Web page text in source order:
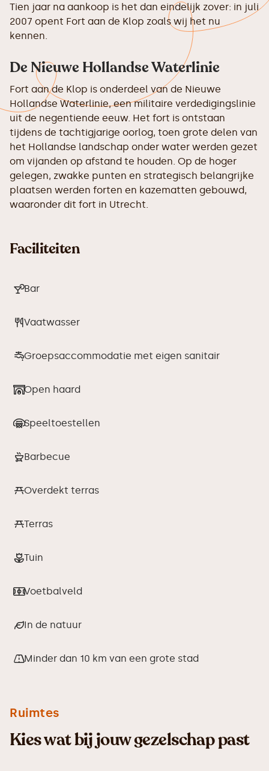
Tien jaar na aankoop is het dan eindelijk zover: in juli
2007 opent Fort aan de Klop zoals wij het nu
kennen.
De Nieuwe Hollandse Waterlinie
Fort aan de Klop is onderdeel van de Nieuwe
Hollandse Waterlinie, een militaire verdedigingslinie
uit de negentiende eeuw. Het fort is ontstaan
tijdens de tachtigjarige oorlog, toen grote delen van
het Hollandse landschap onder water werden gezet
om vijanden op afstand te houden. Op de hoger
gelegen, zwakke punten en strategisch belangrijke
plaatsen werden forten en kazematten gebouwd,
waaronder dit fort in Utrecht.
Faciliteiten
Bar
Vaatwasser
Groepsaccommodatie met eigen sanitair
Open haard
Speeltoestellen
Barbecue
Overdekt terras
Terras
Tuin
Voetbalveld
In de natuur
Minder dan 10 km van een grote stad
Ruimtes
Kies wat bij jouw gezelschap past